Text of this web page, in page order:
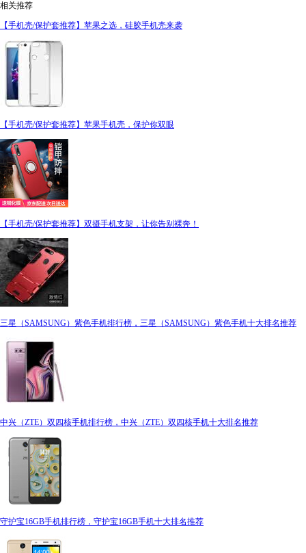
相关推荐
【手机壳/保护套推荐】苹果之选，硅胶手机壳来袭
【手机壳/保护套推荐】苹果手机壳，保护你双眼
【手机壳/保护套推荐】双摄手机支架，让你告别裸奔！
三星（SAMSUNG）紫色手机排行榜，三星（SAMSUNG）紫色手机十大排名推荐
中兴（ZTE）双四核手机排行榜，中兴（ZTE）双四核手机十大排名推荐
守护宝16GB手机排行榜，守护宝16GB手机十大排名推荐